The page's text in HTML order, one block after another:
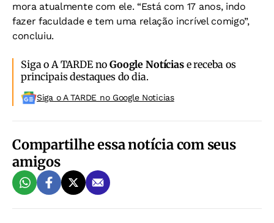
mora atualmente com ele. “Está com 17 anos, indo
fazer faculdade e tem uma relação incrível comigo”,
concluiu.
Siga o A TARDE noGoogle Notíciase receba os
principais destaques do dia.
Siga o A TARDE no Google Noticias
Compartilhe essa notícia com seus
amigos